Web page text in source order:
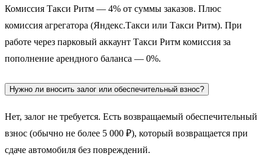
Комиссия Такси Ритм — 4% от суммы заказов. Плюс
комиссия агрегатора (Яндекс.Такси или Такси Ритм). При
работе через парковый аккаунт Такси Ритм комиссия за
пополнение арендного баланса — 0%.
Нужно ли вносить залог или обеспечительный взнос?
Нет, залог не требуется. Есть возвращаемый обеспечительный
взнос (обычно не более 5 000 ₽), который возвращается при
сдаче автомобиля без повреждений.